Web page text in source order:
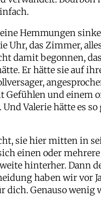
Hemmungen
Uhr, das Zimmer,
damit begonnen,
Er hätte sie auf
Gefühlen und einem
Valerie hätte es
sie hier mitten in
einen oder
hinterher. Dann
haben wir vor
Genauso wenig